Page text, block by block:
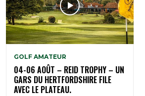
GOLF AMATEUR
04-06 AOÛT – REID TROPHY – UN
GARS DU HERTFORDSHIRE FILE
AVEC LE PLATEAU.